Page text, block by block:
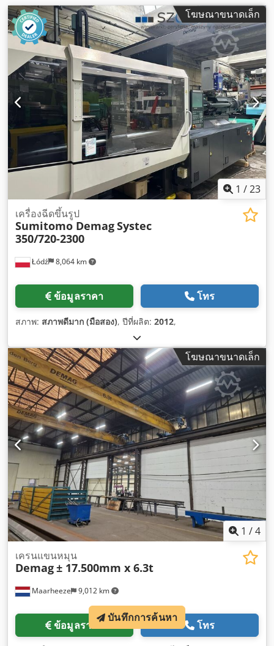
โฆษณาขนาดเล็ก
1 /23
Łódź 8,064 km
เครื่องฉีดขึ้นรูป
Sumitomo DemagSystec
350/720-2300
ข้อมูลราคา โทร
สภาพ: สภาพดีมาก (มือสอง), ปีที่ผลิต: 2012,
โฆษณาขนาดเล็ก
1 /4
Maarheeze 9,012 km
เครนแขนหมุน
Demag± 17.500mm x 6.3t
ข้อมูลราคา โทร
บันทึกการค้นหา